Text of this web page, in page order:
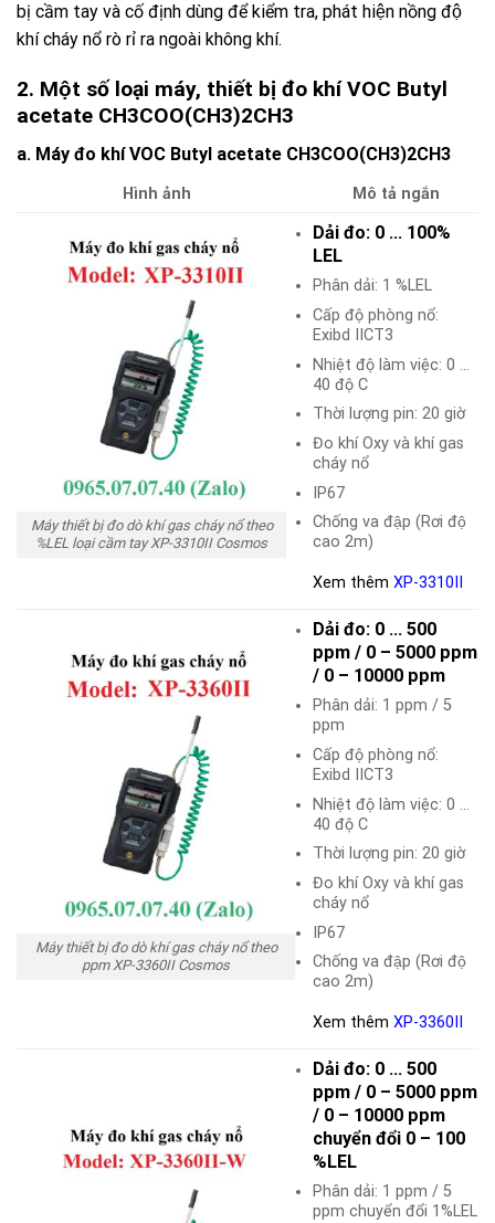
bị cầm tay và cố định dùng để kiểm tra, phát hiện nồng độ
khí cháy nổ rò rỉ ra ngoài không khí.
2. Một số loại máy, thiết bị đo khí VOC Butyl
acetate CH3COO(CH3)2CH3
a. Máy đo khí VOC Butyl acetate CH3COO(CH3)2CH3
Hình ảnh Mô tả ngắn
Máy thiết bị đo dò khí gas cháy nổ theo
%LEL loại cầm tay XP-3310II Cosmos
Dải đo: 0 … 100%
LEL
Phân dải: 1 %LEL
Cấp độ phòng nổ:
Exibd IICT3
Nhiệt độ làm việc: 0 …
40 độ C
Thời lượng pin: 20 giờ
Đo khí Oxy và khí gas
cháy nổ
IP67
Chống va đập (Rơi độ
cao 2m)
Xem thêmXP-3310II
Máy thiết bị đo dò khí gas cháy nổ theo
ppm XP-3360II Cosmos
Dải đo: 0 … 500
ppm / 0 – 5000 ppm
/ 0 – 10000 ppm
Phân dải: 1 ppm / 5
ppm
Cấp độ phòng nổ:
Exibd IICT3
Nhiệt độ làm việc: 0 …
40 độ C
Thời lượng pin: 20 giờ
Đo khí Oxy và khí gas
cháy nổ
IP67
Chống va đập (Rơi độ
cao 2m)
Xem thêmXP-3360II
Dải đo: 0 … 500
ppm / 0 – 5000 ppm
/ 0 – 10000 ppm
chuyển đổi 0 – 100
%LEL
Phân dải: 1 ppm / 5
ppm chuyển đổi 1%LEL